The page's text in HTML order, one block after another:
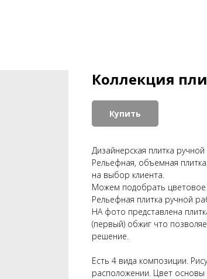
Коллекция
Купить
Дизайнерская плитка
Рельефная, объемная
на выбор клиента.
Можем подобрать
Рельефная плитка ручной
НА фото представлена
(первый) обжиг что
решение.
Есть 4 вида композиции.
расположении. Цвет